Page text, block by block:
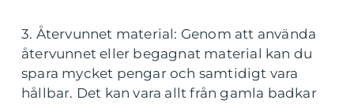
3. Återvunnet material: Genom att använda
återvunnet eller begagnat material kan du
spara mycket pengar och samtidigt vara
hållbar. Det kan vara allt från gamla badkar